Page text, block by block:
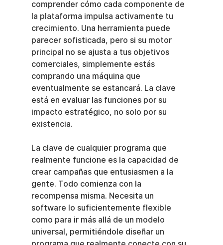
comprender cómo cada componente de
la plataforma impulsa activamente tu
crecimiento. Una herramienta puede
parecer sofisticada, pero si su motor
principal no se ajusta a tus objetivos
comerciales, simplemente estás
comprando una máquina que
eventualmente se estancará. La clave
está en evaluar las funciones por su
impacto estratégico, no solo por su
existencia.
La clave de cualquier programa que
realmente funcione es la capacidad de
crear campañas que entusiasmen a la
gente. Todo comienza con la
recompensa misma. Necesita un
software lo suficientemente flexible
como para ir más allá de un modelo
universal, permitiéndole diseñar un